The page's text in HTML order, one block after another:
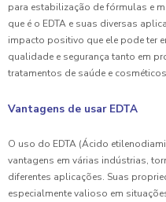
para estabilização de fórmulas e
que é o EDTA e suas diversas
impacto positivo que ele pode ter
qualidade e segurança tanto em
tratamentos de saúde e
Vantagens de usar EDTA
O uso do EDTA (Ácido
vantagens em várias indústrias,
diferentes aplicações. Suas
especialmente valioso em